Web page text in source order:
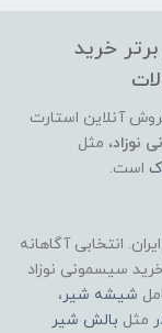
خرید
آنلاین استارت
نوزاد، مثل
است.
انتخابی آگاهانه
سیسمونی نوزاد
شیشه شیر،
مثل بالش شیر